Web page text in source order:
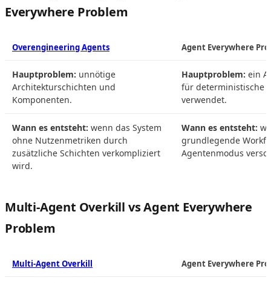
Everywhere Problem
Overengineering Agents Agent Everywhere
Hauptproblem: unnötige
Architekturschichten und
Komponenten.
Hauptproblem: ein
für deterministische
verwendet.
Wann es entsteht: wenn das System
ohne Nutzenmetriken durch
zusätzliche Schichten verkompliziert
wird.
Wann es entsteht:
grundlegende
Agentenmodus
Multi-Agent Overkill vs Agent Everywhere
Problem
Multi-Agent Overkill Agent Everywhere